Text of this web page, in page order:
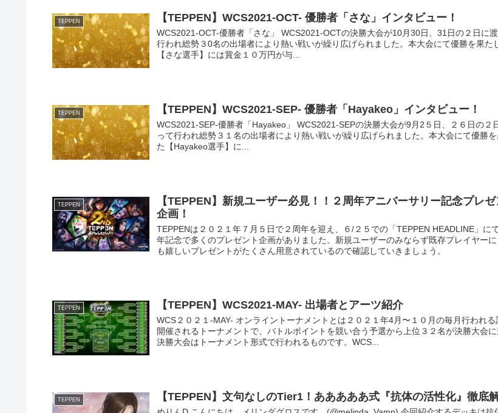
TEPPEN 【TEPPEN】WCS2021-OCT- 優勝者「さな」インタビュー！
WCS2021-OCT-優勝者「さな」 WCS2021-OCTの決勝大会が10月30日、31日の２日に
行われ総勢３0名の出場者により熱い戦いが繰り広げられました。本大会にて優勝を果た
【さな選手】には賞金１０万円が与...
TEPPEN 【TEPPEN】WCS2021-SEP- 優勝者「Hayakeo」インタビュー！
WCS2021-SEP-優勝者「Hayakeo」 WCS2021-SEPの決勝大会が9月2５日、２６日の２
って行われ総勢３１名の出場者により熱い戦いが繰り広げられました。本大会にて優勝を
た【Hayakeo選手】に...
TEPPEN
【TEPPEN】新規ユーザー必見！！２周年アニバーサリー記念プレゼ
企画！
TEPPENは２０２１年７月５日で２周年を迎え、６/２５での「TEPPEN HEADLINE」に
年記念で多くのプレゼント企画がありました。新規ユーザーのみならず既存プレイヤー
も嬉しいプレゼントがたくさん用意されているので確認していきましょう。
TEPPEN 【TEPPEN】WCS2021-MAY- 出場者とアーツ紹介
WCS２０２１-MAY- オンライントーナメントとは２０２１年4月〜１０月の毎月行われる
開催されるトーナメントで、バトルポイントを競い合う予選から上位３２名が決勝大会に
決勝大会はトーナメント形式で行われるものです。WCS...
TEPPEN 【TEPPEN】文句なしのTier1！あああああ式『抗体の活性化』徹底